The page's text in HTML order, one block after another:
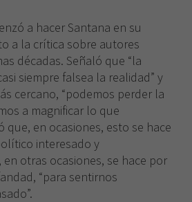
a hacer Santana en su
a la crítica sobre autores
décadas. Señaló que “la
siempre falsea la realidad” y
cercano, “podemos perder la
a magnificar lo que
que, en ocasiones, esto se hace
interesado y
otras ocasiones, se hace por
“para sentirnos